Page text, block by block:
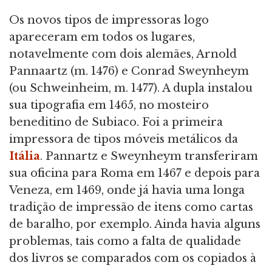
Os novos tipos de impressoras logo
apareceram em todos os lugares,
notavelmente com dois alemães, Arnold
Pannaartz (m. 1476) e Conrad Sweynheym
(ou Schweinheim, m. 1477). A dupla instalou
sua tipografia em 1465, no mosteiro
beneditino de Subiaco. Foi a primeira
impressora de tipos móveis metálicos da
Itália. Pannartz e Sweynheym transferiram
sua oficina para Roma em 1467 e depois para
Veneza, em 1469, onde já havia uma longa
tradição de impressão de itens como cartas
de baralho, por exemplo. Ainda havia alguns
problemas, tais como a falta de qualidade
dos livros se comparados com os copiados à